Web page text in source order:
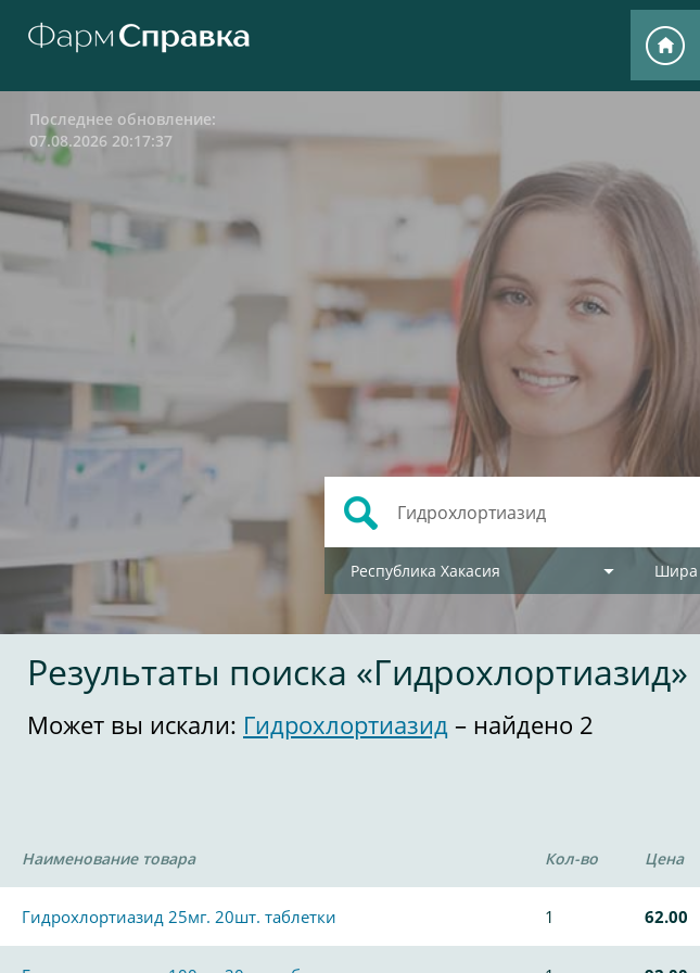
Последнее обновление:
07.08.2026 20:17:37
Республика Хакасия Шира
Результаты поиска «Гидрохлортиазид»
Может вы искали: Гидрохлортиазид – найдено 2
Наименование товара Кол-во Цена
Гидрохлортиазид 25мг. 20шт. таблетки 1 62.00